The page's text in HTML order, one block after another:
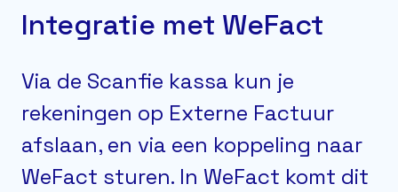
Integratie met WeFact
Via de Scanfie kassa kun je
rekeningen op Externe Factuur
afslaan, en via een koppeling naar
WeFact sturen. In WeFact komt dit